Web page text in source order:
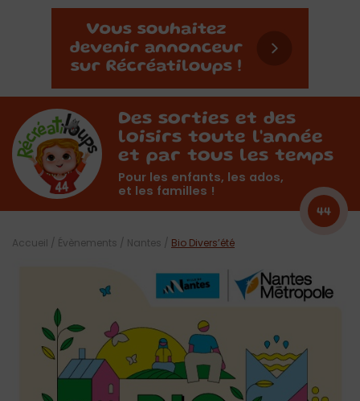
Des sorties et des
loisirs toute l'année
et par tous les temps
Pour les enfants, les ados,
et les familles !
44
Accueil / Évènements / Nantes / Bio Divers’été